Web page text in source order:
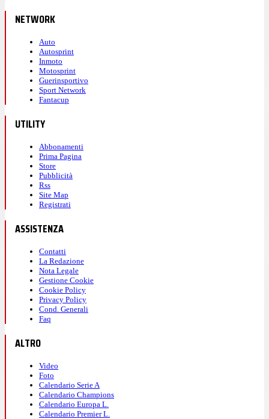
NETWORK
Auto
Autosprint
Inmoto
Motosprint
Guerinsportivo
Sport Network
Fantacup
UTILITY
Abbonamenti
Prima Pagina
Store
Pubblicità
Rss
Site Map
Registrati
ASSISTENZA
Contatti
La Redazione
Nota Legale
Gestione Cookie
Cookie Policy
Privacy Policy
Cond. Generali
Faq
ALTRO
Video
Foto
Calendario Serie A
Calendario Champions
Calendario Europa L.
Calendario Premier L.